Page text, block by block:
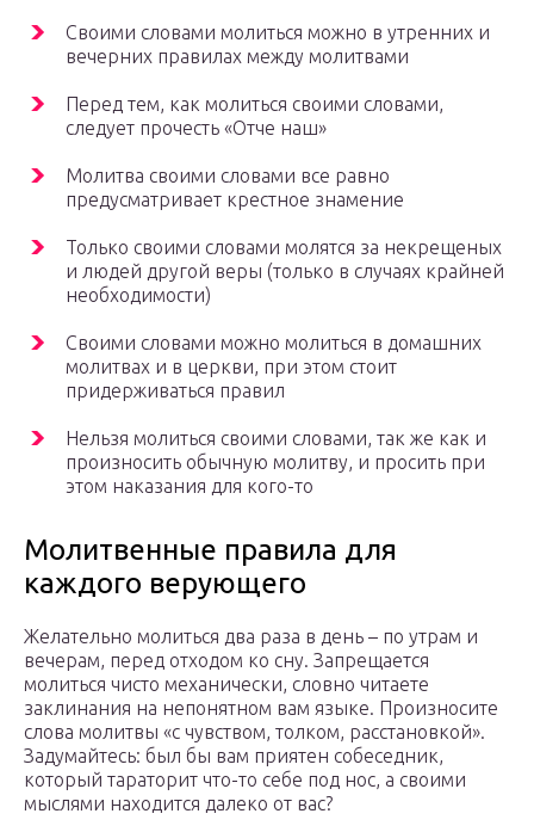
Своими словами молиться можно в утренних и
вечерних правилах между молитвами
Перед тем, как молиться своими словами,
следует прочесть «Отче наш»
Молитва своими словами все равно
предусматривает крестное знамение
Только своими словами молятся за некрещеных
и людей другой веры (только в случаях крайней
необходимости)
Своими словами можно молиться в домашних
молитвах и в церкви, при этом стоит
придерживаться правил
Нельзя молиться своими словами, так же как и
произносить обычную молитву, и просить при
этом наказания для кого-то
Молитвенные правила для
каждого верующего
Желательно молиться два раза в день – по утрам и
вечерам, перед отходом ко сну. Запрещается
молиться чисто механически, словно читаете
заклинания на непонятном вам языке. Произносите
слова молитвы «с чувством, толком, расстановкой».
Задумайтесь: был бы вам приятен собеседник,
который тараторит что-то себе под нос, а своими
мыслями находится далеко от вас?